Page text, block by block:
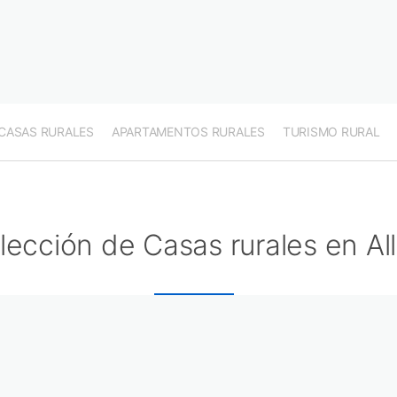
RURALES APARTAMENTOS RURALES TURISMO RURAL
de Casas rurales en